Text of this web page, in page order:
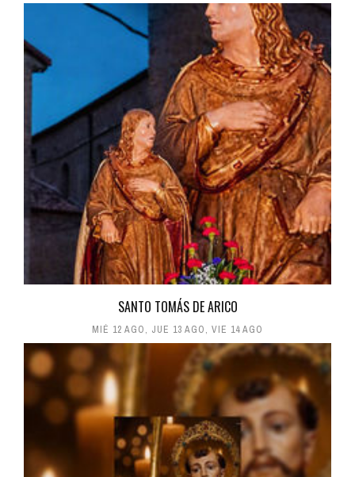
SANTO TOMÁS DE ARICO
MIÉ 12 AGO, JUE 13 AGO, VIE 14 AGO